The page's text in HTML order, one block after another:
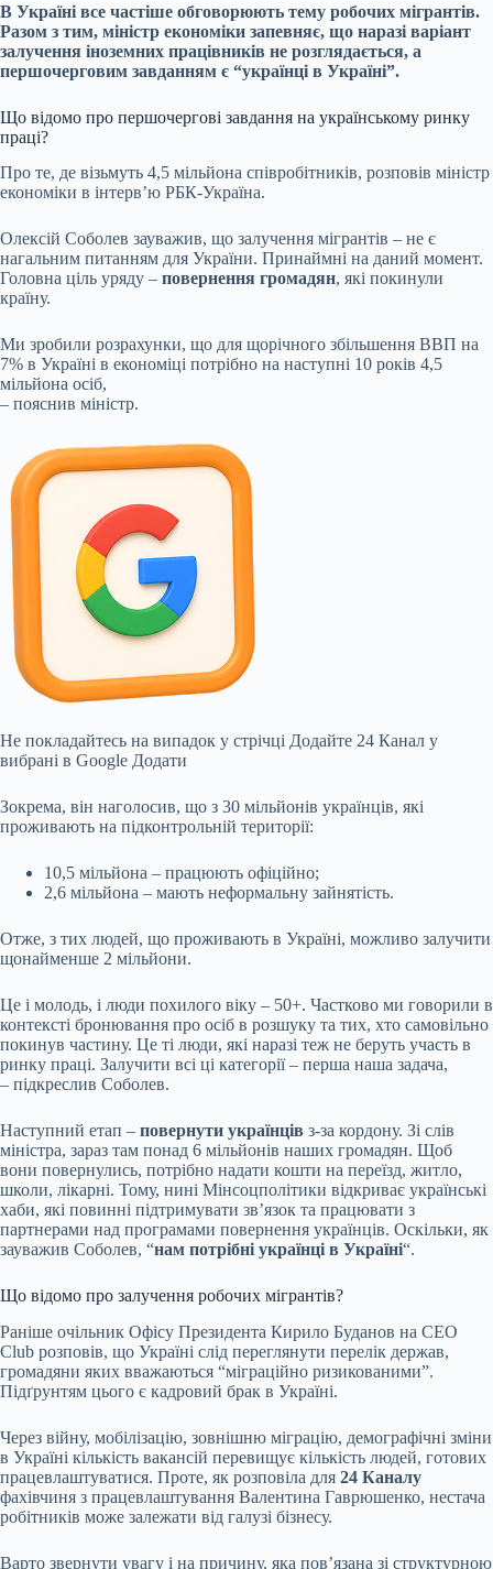
В Україні все частіше обговорюють тему робочих мігрантів.
Разом з тим, міністр економіки запевняє, що наразі варіант
залучення іноземних працівників не розглядається, а
першочерговим завданням є “українці в Україні”.
Що відомо про першочергові завдання на українському ринку
праці?
Про те, де візьмуть 4,5 мільйона співробітників, розповів міністр
економіки в інтерв’ю РБК-Україна.
Олексій Соболев зауважив, що залучення мігрантів – не є
нагальним питанням для України. Принаймні на даний момент.
Головна ціль уряду – повернення громадян, які покинули
країну.
Ми зробили розрахунки, що для щорічного збільшення ВВП на
7% в Україні в економіці потрібно на наступні 10 років 4,5
мільйона осіб,
– пояснив міністр.
Не покладайтесь на випадок у стрічці Додайте 24 Канал у
вибрані в Google Додати
Зокрема, він наголосив, що з 30 мільйонів українців, які
проживають на підконтрольній території:
10,5 мільйона – працюють офіційно;
2,6 мільйона – мають неформальну зайнятість.
Отже, з тих людей, що проживають в Україні, можливо залучити
щонайменше 2 мільйони.
Це і молодь, і люди похилого віку – 50+. Частково ми говорили в
контексті бронювання про осіб в розшуку та тих, хто самовільно
покинув частину. Це ті люди, які наразі теж не беруть участь в
ринку праці. Залучити всі ці категорії – перша наша задача,
– підкреслив Соболев.
Наступний етап – повернути українців з-за кордону. Зі слів
міністра, зараз там понад 6 мільйонів наших громадян. Щоб
вони повернулись, потрібно надати кошти на переїзд, житло,
школи, лікарні. Тому, нині Мінсоцполітики відкриває українські
хаби, які повинні підтримувати зв’язок та працювати з
партнерами над програмами повернення українців. Оскільки, як
зауважив Соболев, “нам потрібні українці в Україні“.
Що відомо про залучення робочих мігрантів?
Раніше очільник Офісу Президента Кирило Буданов на CEO
Club розповів, що Україні слід переглянути перелік держав,
громадяни яких вважаються “міграційно ризикованими”.
Підґрунтям цього є кадровий брак в Україні.
Через війну, мобілізацію, зовнішню міграцію, демографічні зміни
в Україні кількість вакансій перевищує кількість людей, готових
працевлаштуватися. Проте, як розповіла для 24 Каналу
фахівчиня з працевлаштування Валентина Гаврюшенко, нестача
робітників може залежати від галузі бізнесу.
Варто звернути увагу і на причину, яка пов’язана зі структурною